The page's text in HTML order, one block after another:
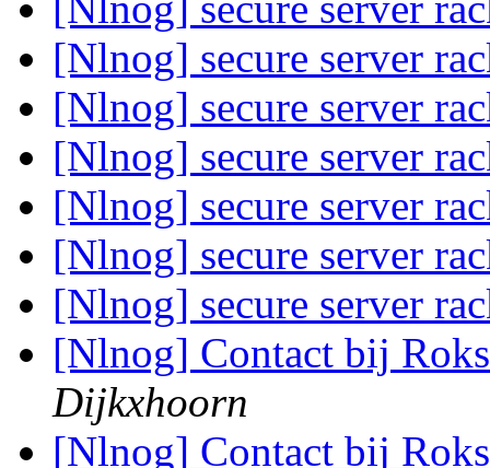
[Nlnog] secure server
[Nlnog] secure server
[Nlnog] secure server
[Nlnog] secure server
[Nlnog] secure server
[Nlnog] secure server
[Nlnog] Contact bij
Dijkxhoorn
[Nlnog] Contact bij